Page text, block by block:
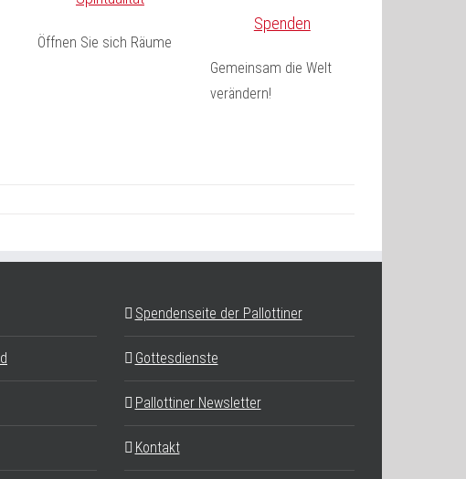
Öffnen Sie sich Räume
Spenden
Gemeinsam die Welt
verändern!
Spendenseite der Pallottiner
Gottesdienste
Pallottiner Newsletter
Kontakt